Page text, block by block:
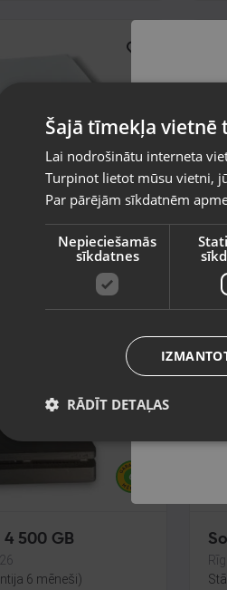
Digital Edition
6 mēneši)
No
500 GB
6 mēneši)
Šajā tīmekļa vietnē
Lai nodrošinātu interneta
Turpinot lietot mūsu vietni,
Par pārējām sīkdatnēm
Nepieciešamās
sīkdatnes
RĀDĪT DETAĻAS